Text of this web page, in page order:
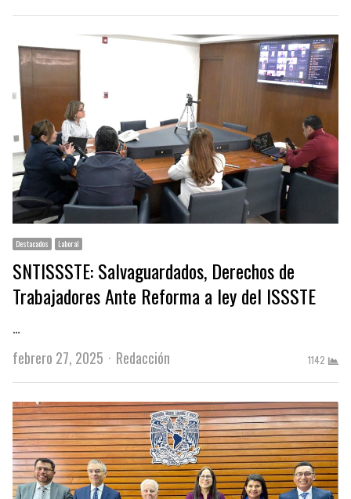
Destacados Laboral
SNTISSSTE: Salvaguardados, Derechos de
Trabajadores Ante Reforma a ley del ISSSTE
…
febrero 27, 2025
Author
Redacción 1142